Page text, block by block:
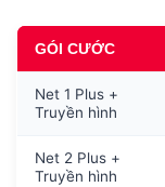
GÓI CƯỚC
Net 1 Plus +
Truyền hình
Net 2 Plus +
Truyền hình